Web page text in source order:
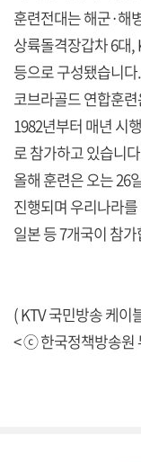
훈련전대는 해군·해
상륙돌격장갑차 6대,
등으로 구성됐습니다.
코브라골드 연합훈
1982년부터 매년 시
로 참가하고 있습니
올해 훈련은 오는 26
진행되며 우리나라
일본 등 7개국이 참
( KTV 국민방송 케이
< ⓒ 한국정책방송원